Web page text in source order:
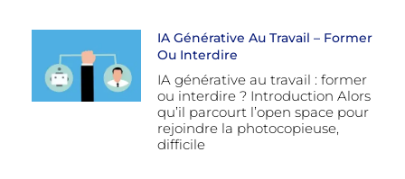
IA Générative Au Travail – Former
Ou Interdire
IA générative au travail : former
ou interdire ? Introduction Alors
qu’il parcourt l’open space pour
rejoindre la photocopieuse,
difficile